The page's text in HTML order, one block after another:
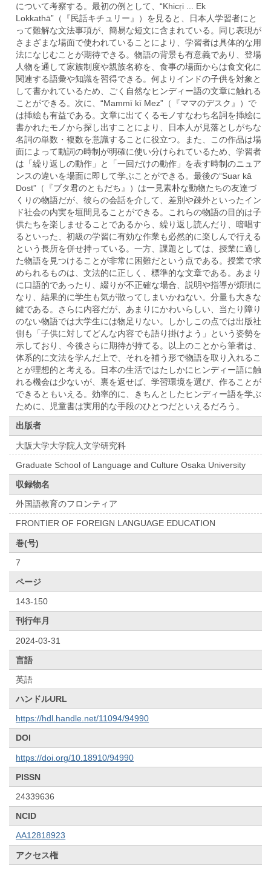
について考察する。最初の例として、“Khicṛi ... Ek
Lokkathā”（『民話キチュリー』）を見ると、日本人学習者にと
って難解な文法事項が、簡易な短文に含まれている。同じ表現が
さまざまな場面で使われていることにより、学習者は具体的な用
法になじむことが期待できる。物語の背景も有意義であり、登場
人物を通して家族制度や親族名称を、食事の場面からは食文化に
関連する語彙や知識を習得できる。何よりインドの子供を対象と
して書かれているため、ごく自然なヒンディー語の文章に触れる
ことができる。次に、“Mammī kī Mez”（『ママのデスク』）で
は挿絵も有益である。文章に出てくるモノすなわち名詞を挿絵に
書かれたモノから探し出すことにより、日本人が見落としがちな
名詞の単数・複数を意識することに役立つ。また、この作品は場
面によって動詞の時制が明確に使い分けられているため、学習者
は「繰り返しの動作」と「一回だけの動作」を表す時制のニュア
ンスの違いを場面に即して学ぶことができる。最後の“Suar kā
Dost”（『ブタ君のともだち』）は一見素朴な動物たちの友達づ
くりの物語だが、彼らの会話を介して、差別や疎外といったイン
ド社会の内実を垣間見ることができる。これらの物語の目的は子
供たちを楽しませることであるから、繰り返し読んだり、暗唱す
るといった、初級の学習に有効な作業も必然的に楽しんで行える
という長所を併せ持っている。一方、課題としては、授業に適し
た物語を見つけることが非常に困難だという点である。授業で求
められるものは、文法的に正しく、標準的な文章である。あまり
に口語的であったり、綴りが不正確な場合、説明や指導が煩瑣に
なり、結果的に学生も気が散ってしまいかねない。分量も大きな
鍵である。さらに内容だが、あまりにかわいらしい、当たり障り
のない物語では大学生には物足りない。しかしこの点では出版社
側も「子供に対してどんな内容でも語り掛けよう」という姿勢を
示しており、今後さらに期待が持てる。以上のことから筆者は、
体系的に文法を学んだ上で、それを補う形で物語を取り入れるこ
とが理想的と考える。日本の生活ではたしかにヒンディー語に触
れる機会は少ないが、裏を返せば、学習環境を選び、作ることが
できるともいえる。効率的に、きちんとしたヒンディー語を学ぶ
ために、児童書は実用的な手段のひとつだといえるだろう。
出版者
大阪大学大学院人文学研究科
Graduate School of Language and Culture Osaka University
収録物名
外国語教育のフロンティア
FRONTIER OF FOREIGN LANGUAGE EDUCATION
巻(号)
7
ページ
143-150
刊行年月
2024-03-31
言語
英語
ハンドルURL
https://hdl.handle.net/11094/94990
DOI
https://doi.org/10.18910/94990
PISSN
24339636
NCID
AA12818923
アクセス権